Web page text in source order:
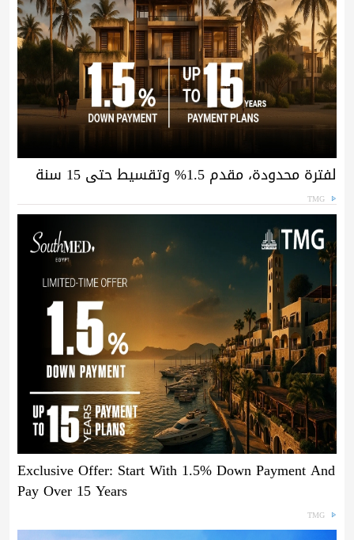
لفترة محدودة، مقدم 1.5% وتقسيط حتى 15 سنة
TMG
Exclusive Offer: Start With 1.5% Down Payment And
Pay Over 15 Years
TMG